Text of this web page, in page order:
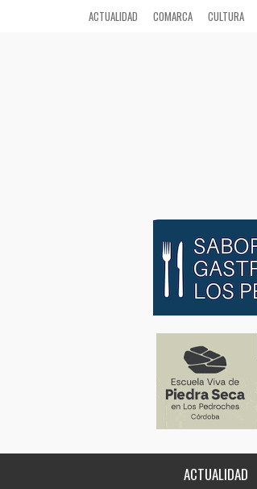
ACTUALIDAD COMARCA CULTURA
ACTUALIDAD